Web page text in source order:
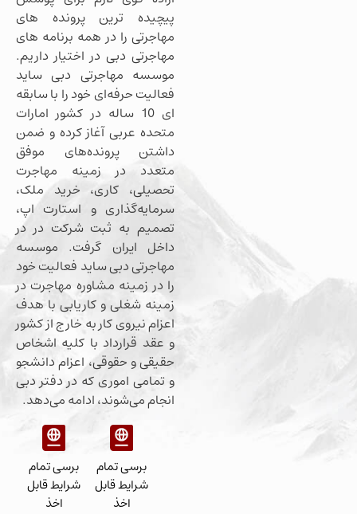
پیچیده ترین پرونده های
مهاجرتی را در همه برنامه های
مهاجرتی دبی در اختیار داریم.
موسسه مهاجرتی دبی ساید
فعالیت حرفه‌ای خود را با سابقه
ای 10 ساله در کشور امارات
متحده عربی آغاز کرده و ضمن
داشتن پرونده‌های موفق
متعدد در زمینه مهاجرت
تحصیلی، کاری، خرید ملک،
سرمایه‌گذاری و استارت اپ،
تصمیم به ثبت شرکت در در
داخل ایران گرفت. موسسه
مهاجرتی دبی ساید فعالیت خود
را در زمینه مشاوره مهاجرت در
زمینه شغلی و کاریابی با هدف
اعزام نیروی کار به خارج از کشور
و عقد قرارداد با کلیه اشخاص
حقیقی و حقوقی، اعزام دانشجو
و تمامی اموری که در دفتر دبی
انجام می‌شوند، ادامه می‌دهد.
برسی تمام
شرایط قابل
اخذ